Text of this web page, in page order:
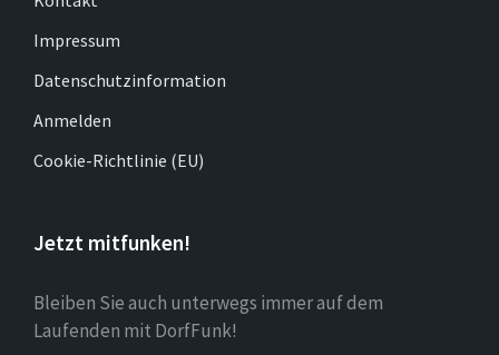
Impressum
Datenschutzinformation
Anmelden
Cookie-Richtlinie (EU)
Jetzt mitfunken!
Bleiben Sie auch unterwegs immer auf dem
Laufenden mit DorfFunk!